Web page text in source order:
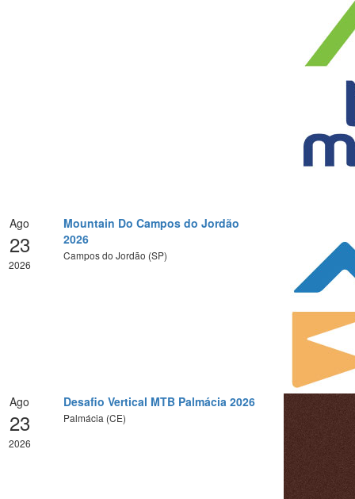
Ago
23
2026
Mountain Do Campos do Jordão
2026
Campos do Jordão (SP)
Ago
23
2026
Desafio Vertical MTB Palmácia 2026
Palmácia (CE)